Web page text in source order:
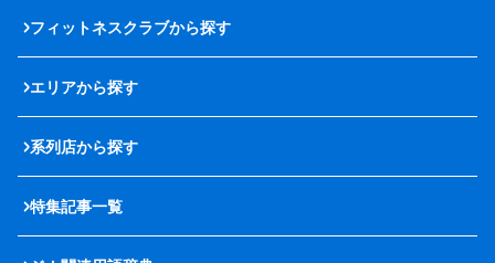
フィットネスクラブから探す
エリアから探す
系列店から探す
特集記事一覧